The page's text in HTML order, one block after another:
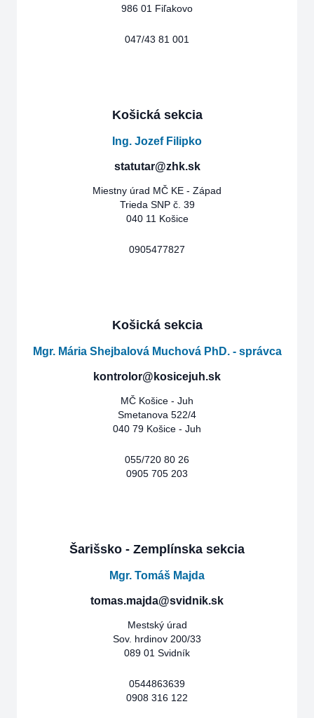
986 01 Fiľakovo
047/43 81 001
Košická sekcia
Ing. Jozef Filipko
statutar@zhk.sk
Miestny úrad MČ KE - Západ
Trieda SNP č. 39
040 11 Košice
0905477827
Košická sekcia
Mgr. Mária Shejbalová Muchová PhD. - správca
kontrolor@kosicejuh.sk
MČ Košice - Juh
Smetanova 522/4
040 79 Košice - Juh
055/720 80 26
0905 705 203
Šarišsko - Zemplínska sekcia
Mgr. Tomáš Majda
tomas.majda@svidnik.sk
Mestský úrad
Sov. hrdinov 200/33
089 01 Svidník
0544863639
0908 316 122